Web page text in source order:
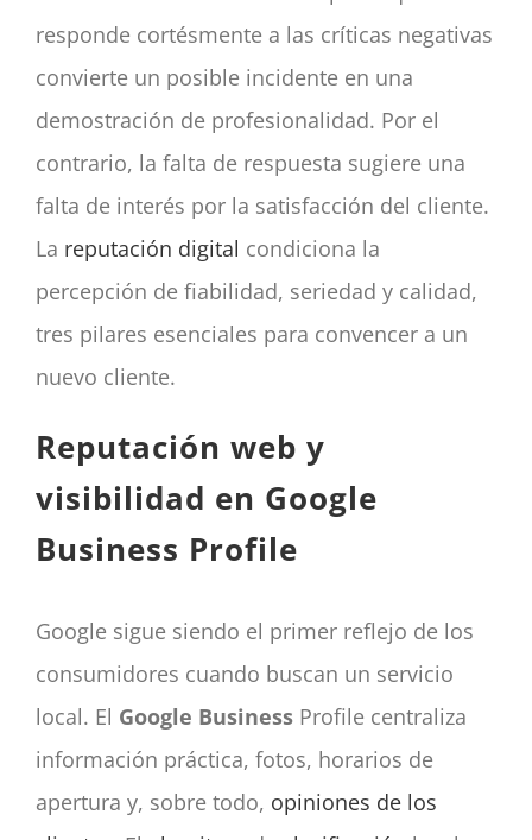
responde cortésmente a las críticas negativas
convierte un posible incidente en una
demostración de profesionalidad. Por el
contrario, la falta de respuesta sugiere una
falta de interés por la satisfacción del cliente.
La reputación digital condiciona la
percepción de fiabilidad, seriedad y calidad,
tres pilares esenciales para convencer a un
nuevo cliente.
Reputación web y
visibilidad en Google
Business Profile
Google sigue siendo el primer reflejo de los
consumidores cuando buscan un servicio
local. El Google Business Profile centraliza
información práctica, fotos, horarios de
apertura y, sobre todo, opiniones de los